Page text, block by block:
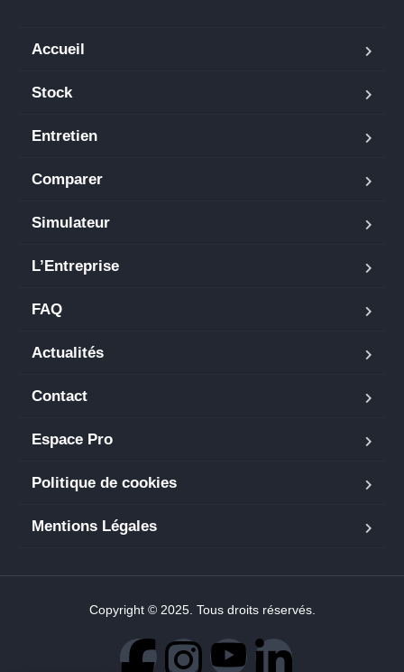
Accueil
Stock
Entretien
Comparer
Simulateur
L’Entreprise
FAQ
Actualités
Contact
Espace Pro
Politique de cookies
Mentions Légales
Copyright © 2025. Tous droits réservés.